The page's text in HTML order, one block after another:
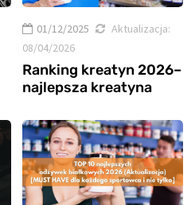
01/12/2025
Aktualizacja:
08/04/2026
Ranking kreatyn 2026–
najlepsza kreatyna